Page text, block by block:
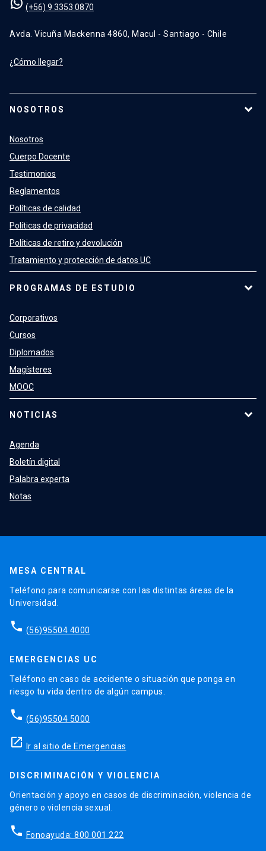
(+56) 9 3353 0870
Avda. Vicuña Mackenna 4860, Macul - Santiago - Chile
¿Cómo llegar?
NOSOTROS
Nosotros
Cuerpo Docente
Testimonios
Reglamentos
Políticas de calidad
Políticas de privacidad
Políticas de retiro y devolución
Tratamiento y protección de datos UC
PROGRAMAS DE ESTUDIO
Corporativos
Cursos
Diplomados
Magísteres
MOOC
NOTICIAS
Agenda
Boletín digital
Palabra experta
Notas
MESA CENTRAL
Teléfono para comunicarse con las distintas áreas de la
Universidad.
phone (56)95504 4000
EMERGENCIAS UC
Teléfono en caso de accidente o situación que ponga en
riesgo tu vida dentro de algún campus.
phone (56)95504 5000
launch Ir al sitio de Emergencias
DISCRIMINACIÓN Y VIOLENCIA
Orientación y apoyo en casos de discriminación, violencia de
género o violencia sexual.
phone Fonoayuda: 800 001 222